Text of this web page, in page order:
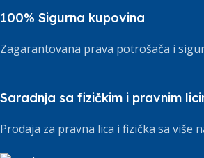
100% Sigurna kupovina
Zagarantovana prava potrošača i
Saradnja sa fizičkim i pravnim
Prodaja za pravna lica i fizička sa više